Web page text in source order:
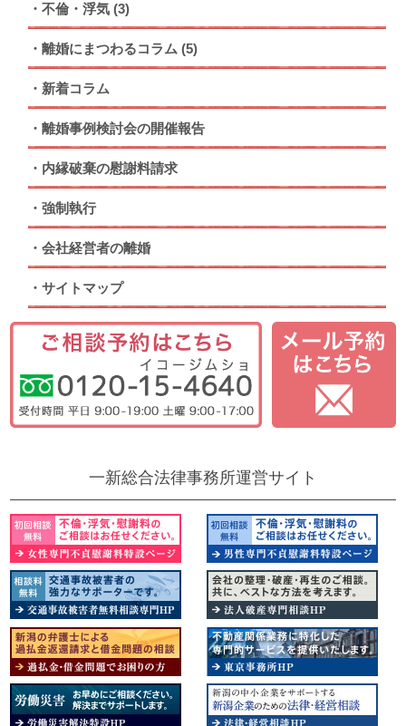
不倫・浮気 (3)
離婚にまつわるコラム (5)
新着コラム
離婚事例検討会の開催報告
内縁破棄の慰謝料請求
強制執行
会社経営者の離婚
サイトマップ
一新総合法律事務所運営サイト